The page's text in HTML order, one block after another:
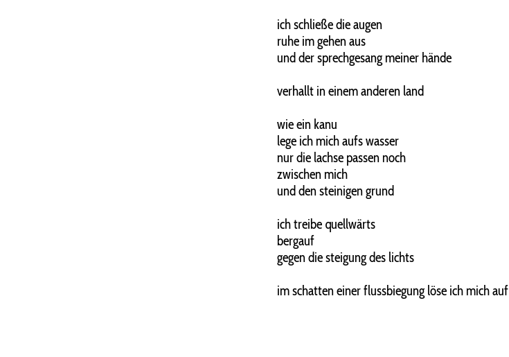
ich schließe die augen
ruhe im gehen aus
und der sprechgesang meiner hände
verhallt in einem anderen land
wie ein kanu
lege ich mich aufs wasser
nur die lachse passen noch
zwischen mich
und den steinigen grund
ich treibe quellwärts
bergauf
gegen die steigung des lichts
im schatten einer flussbiegung löse ich mich auf